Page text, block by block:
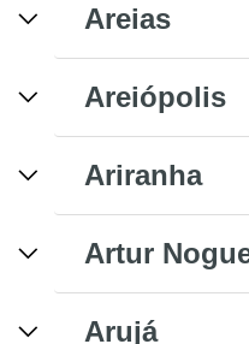
Areias
Areiópolis
Ariranha
Artur
Arujá